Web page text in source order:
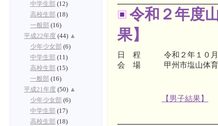
令和２年度
果】
日 程 令和２年１０月
会 場 甲州市塩山体育
【男子結果】
中学生部 (12)
高校生部 (18)
一般部 (16)
平成22年度 (44) ▲
少年少女部 (6)
中学生部 (11)
高校生部 (15)
一般部 (16)
平成21年度 (50) ▲
少年少女部 (6)
中学生部 (17)
高校生部 (18)